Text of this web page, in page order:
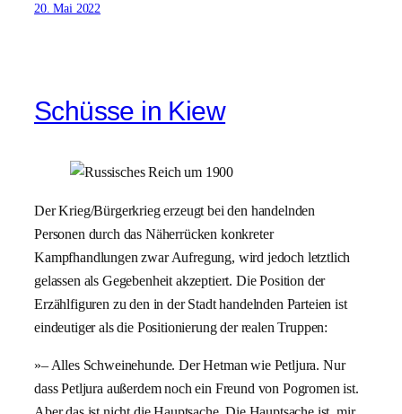
20. Mai 2022
Schüsse in Kiew
Der Krieg/Bürgerkrieg erzeugt bei den handelnden
Personen durch das Näherrücken konkreter
Kampfhandlungen zwar Aufregung, wird jedoch letztlich
gelassen als Gegebenheit akzeptiert. Die Position der
Erzählfiguren zu den in der Stadt handelnden Parteien ist
eindeutiger als die Positionierung der realen Truppen:
»– Alles Schweinehunde. Der Hetman wie Petljura. Nur
dass Petljura außerdem noch ein Freund von Pogromen ist.